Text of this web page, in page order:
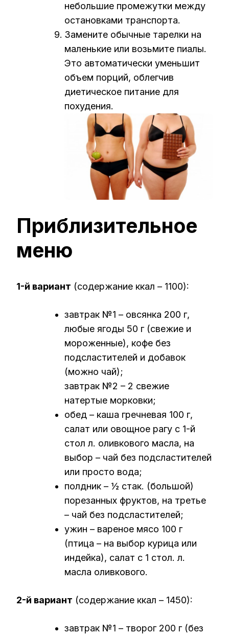
небольшие промежутки между
остановками транспорта.
Замените обычные тарелки на
маленькие или возьмите пиалы.
Это автоматически уменьшит
объем порций, облегчив
диетическое питание для
похудения.
Приблизительное
меню
1-й вариант (содержание ккал – 1100):
завтрак №1 – овсянка 200 г,
любые ягоды 50 г (свежие и
мороженные), кофе без
подсластителей и добавок
(можно чай);
завтрак №2 – 2 свежие
натертые морковки;
обед – каша гречневая 100 г,
салат или овощное рагу с 1-й
стол л. оливкового масла, на
выбор – чай без подсластителей
или просто вода;
полдник – ½ стак. (большой)
порезанных фруктов, на третье
– чай без подсластителей;
ужин – вареное мясо 100 г
(птица – на выбор курица или
индейка), салат с 1 стол. л.
масла оливкового.
2-й вариант (содержание ккал – 1450):
завтрак №1 – творог 200 г (без